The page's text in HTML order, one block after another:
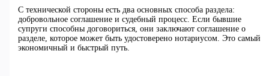
С технической стороны есть два основных способа раздела:
добровольное соглашение и судебный процесс. Если бывшие
супруги способны договориться, они заключают соглашение о
разделе, которое может быть удостоверено нотариусом. Это самый
экономичный и быстрый путь.